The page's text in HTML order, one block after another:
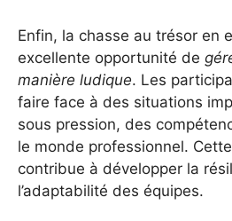
Enfin, la chasse au trésor en
excellente opportunité de
manière ludique. Les
faire face à des situations
sous pression, des
le monde professionnel.
contribue à développer la
l’adaptabilité des équipes.